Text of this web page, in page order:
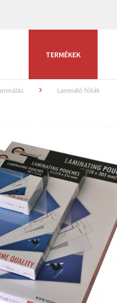
TERMÉKEK
Lamináló fóliák